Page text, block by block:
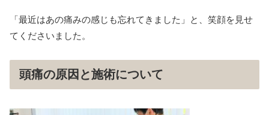
「最近はあの痛みの感じも忘れてきました」と、笑顔を見せ
てくださいました。
頭痛の原因と施術について